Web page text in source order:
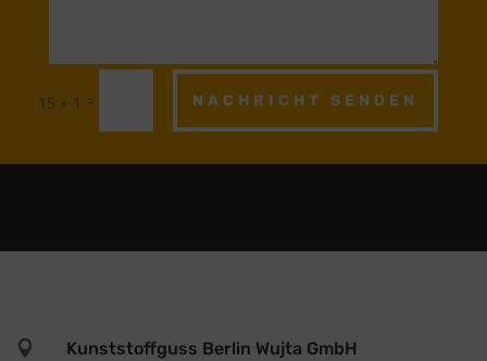
15 + 1 = NACHRICHT SENDEN

Kunststoffguss Berlin Wujta GmbH